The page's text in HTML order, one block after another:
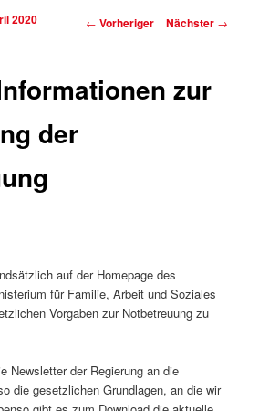
Beitragsnavigation
← Vorheriger Nächster →
zur
der
2020
auf der Homepage des
für Familie, Arbeit und Soziales
Vorgaben zur Notbetreuung zu
Newsletter der Regierung an die
die gesetzlichen Grundlagen, an die wir